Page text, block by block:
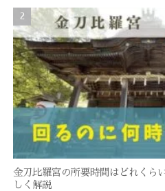
金刀比羅宮の所要時間はどれくら
しく解説